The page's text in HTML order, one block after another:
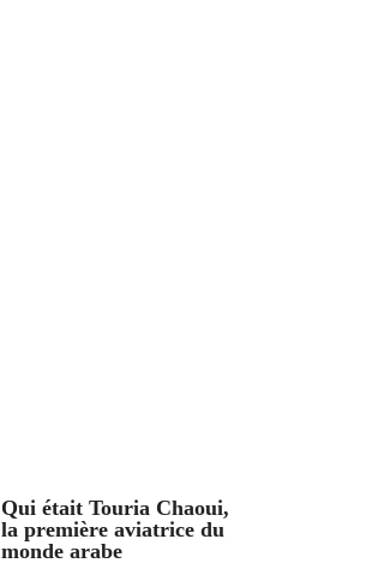
Qui était Touria Chaoui,
la première aviatrice du
monde arabe